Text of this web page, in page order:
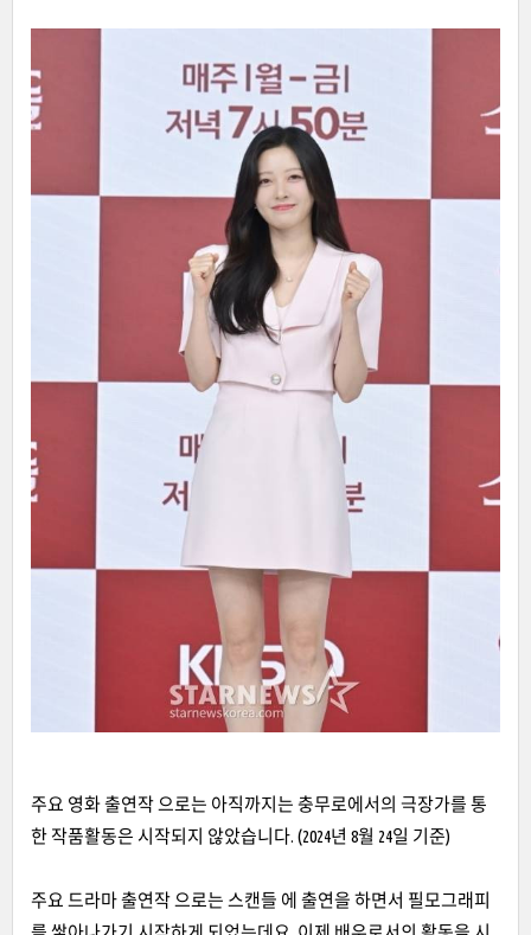
주요 영화 출연작 으로는 아직까지는 충무로에서의 극장가를 통
한 작품활동은 시작되지 않았습니다. (2024년 8월 24일 기준)
주요 드라마 출연작 으로는 스캔들 에 출연을 하면서 필모그래피